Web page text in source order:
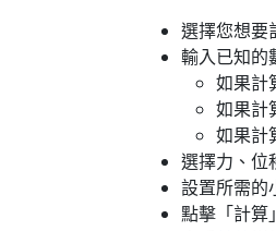
選擇您想要
輸入已知的
如果計
如果計
如果計
選擇力、位
設置所需的
點擊「計算